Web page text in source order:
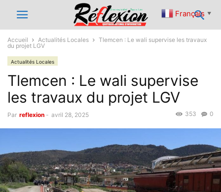
Accueil Actualités Locales
Tlemcen : Le wali supervise les travaux
du projet LGV
Actualités Locales
Tlemcen : Le wali supervise
les travaux du projet LGV
Par reflexion - avril 28, 2025 0
353
Français ▼